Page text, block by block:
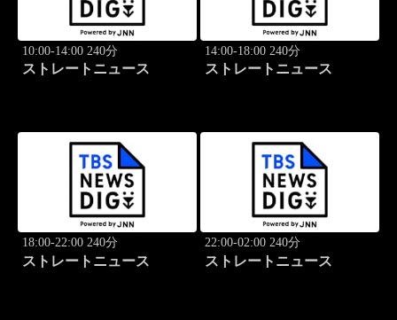
10:00-14:00 240分
ストレートニュース
14:00-18:00 240分
ストレートニュース
18:00-22:00 240分
ストレートニュース
22:00-02:00 240分
ストレートニュース